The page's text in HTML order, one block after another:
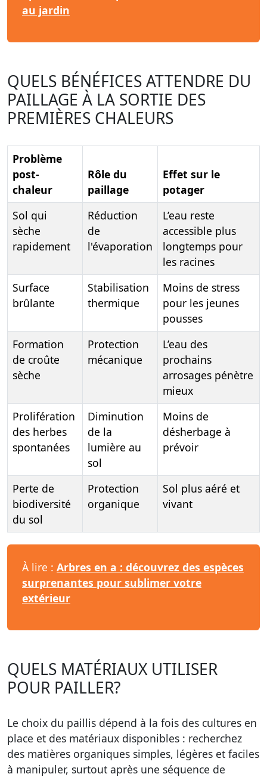
au jardin
QUELS BÉNÉFICES ATTENDRE DU
PAILLAGE À LA SORTIE DES
PREMIÈRES CHALEURS
Problème
post-
chaleur
Rôle du
paillage
Effet sur le
potager
Sol qui
sèche
rapidement
Réduction
de
l'évaporation
L’eau reste
accessible plus
longtemps pour
les racines
Surface
brûlante
Stabilisation
thermique
Moins de stress
pour les jeunes
pousses
Formation
de croûte
sèche
Protection
mécanique
L’eau des
prochains
arrosages pénètre
mieux
Prolifération
des herbes
spontanées
Diminution
de la
lumière au
sol
Moins de
désherbage à
prévoir
Perte de
biodiversité
du sol
Protection
organique
Sol plus aéré et
vivant
À lire : Arbres en a : découvrez des espèces
surprenantes pour sublimer votre
extérieur
QUELS MATÉRIAUX UTILISER
POUR PAILLER?
Le choix du paillis dépend à la fois des cultures en
place et des matériaux disponibles : recherchez
des matières organiques simples, légères et faciles
à manipuler, surtout après une séquence de